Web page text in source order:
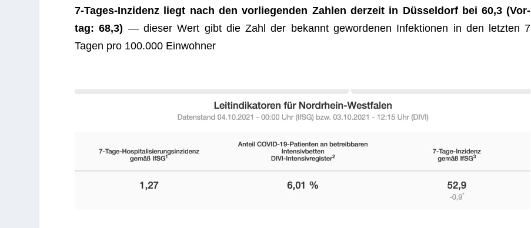
7‑Ta­ges-Inzi­denz liegt nach den vor­lie­gen­den Zah­len der­zeit in Düs­sel­dorf bei 60,3 (Vor­
tag: 68,3) — die­ser Wert gibt die Zahl der bekannt gewor­de­nen Infek­tio­nen in den letz­ten 7
Tagen pro 100.000 Einwohner